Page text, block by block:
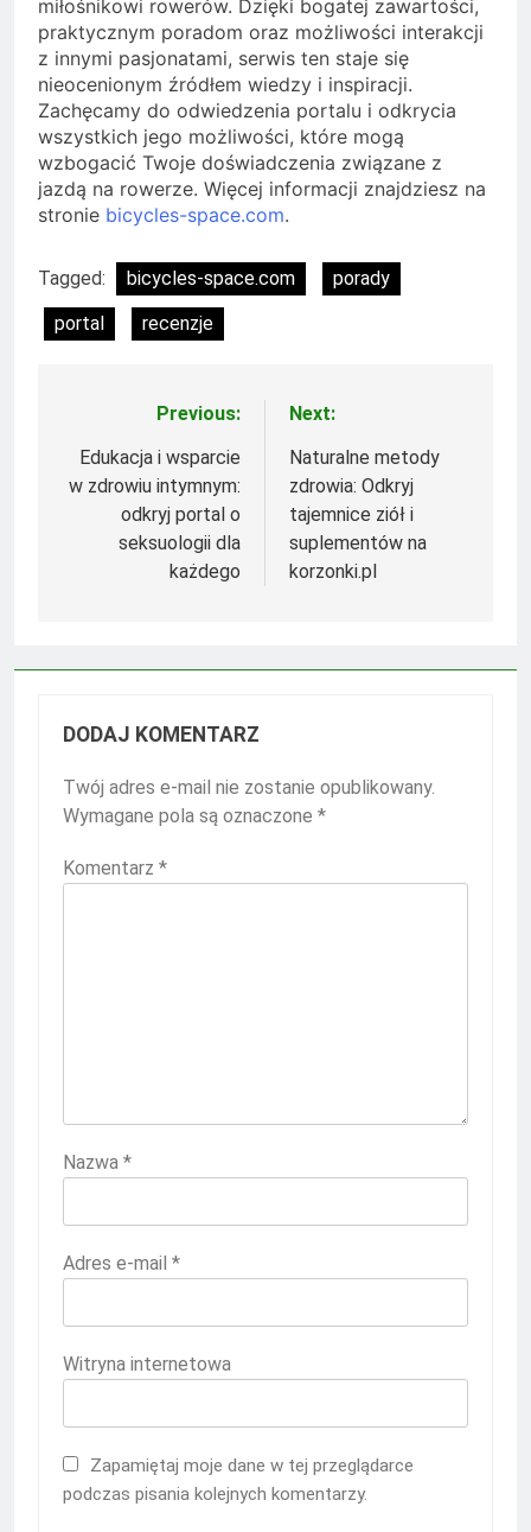
miłośnikowi rowerów. Dzięki bogatej zawartości,
praktycznym poradom oraz możliwości interakcji
z innymi pasjonatami, serwis ten staje się
nieocenionym źródłem wiedzy i inspiracji.
Zachęcamy do odwiedzenia portalu i odkrycia
wszystkich jego możliwości, które mogą
wzbogacić Twoje doświadczenia związane z
jazdą na rowerze. Więcej informacji znajdziesz na
stronie bicycles-space.com.
Tagged: bicycles-space.com
porady
portal
recenzje
Nawigacja
wpisu
Previous:
Edukacja i wsparcie
w zdrowiu intymnym:
odkryj portal o
seksuologii dla
każdego
Next:
Naturalne metody
zdrowia: Odkryj
tajemnice ziół i
suplementów na
korzonki.pl
DODAJ KOMENTARZ
Twój adres e-mail nie zostanie opublikowany.
Wymagane pola są oznaczone *
Komentarz *
Nazwa *
Adres e-mail *
Witryna internetowa
Zapamiętaj moje dane w tej przeglądarce
podczas pisania kolejnych komentarzy.